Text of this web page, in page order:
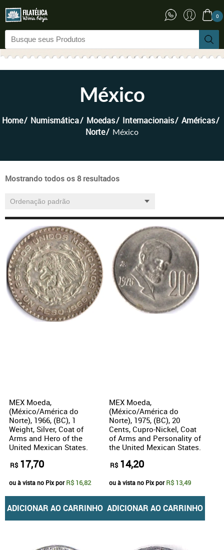
0
México
Home Numismática Moedas Internacionais
Américas
Norte
México
Mostrando todos os 8 resultados
MEX Moeda,
(México/América do
Norte), 1966, (BC), 1
Weight, Silver, Coat of
Arms and Hero of the
United Mexican States.
R$ 17,70
ou à vista no Pix porR$ 16,82
ADICIONAR AO CARRINHO
MEX Moeda,
(México/América do
Norte), 1975, (BC), 20
Cents, Cupro-Nickel, Coat
of Arms and Personality of
the United Mexican States.
R$ 14,20
ou à vista no Pix porR$ 13,49
ADICIONAR AO CARRINHO